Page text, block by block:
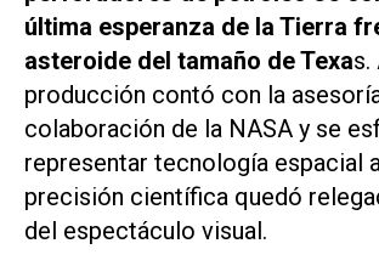
última esperanza de la Tierra
asteroide del tamaño de Texas.
producción contó con la
colaboración de la NASA y se
representar tecnología espacial
precisión científica quedó
del espectáculo visual.